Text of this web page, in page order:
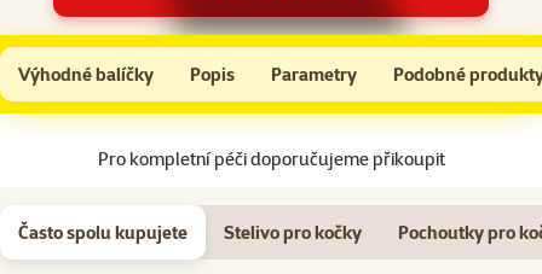
Škrabací věž ve tvaru vlny Epic Pet
Do košíku
Výhodné balíčky Popis Parametry Podobné
Na začátek stránky
Pro kompletní péči doporučujeme přikoupit
Často spolu kupujete Stelivo pro kočky Pochoutky pro